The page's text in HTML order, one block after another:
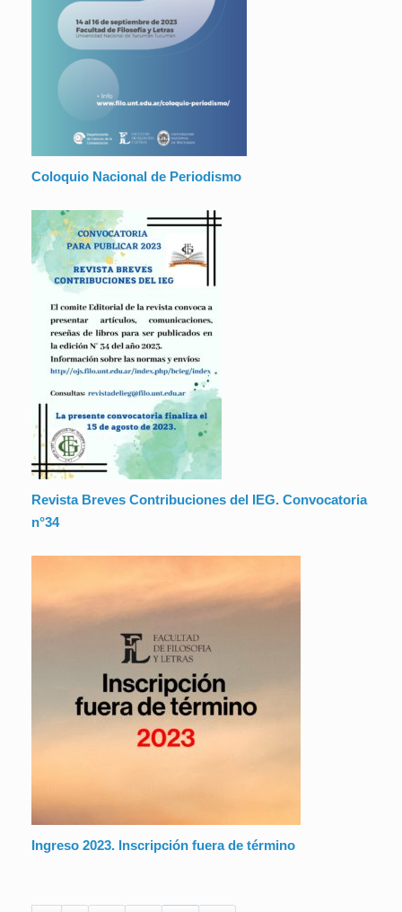
Coloquio Nacional de Periodismo
Revista Breves Contribuciones del IEG. Convocatoria
n°34
Ingreso 2023. Inscripción fuera de término